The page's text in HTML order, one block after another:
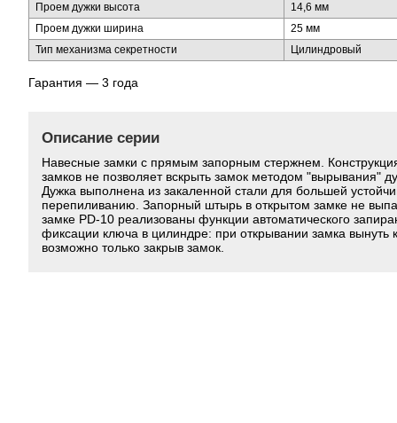
Проем дужки высота
14,6 мм
Проем дужки ширина
25 мм
Тип механизма секретности
Цилиндровый
Гарантия — 3 года
Описание серии
Навесные замки с прямым запорным стержнем.
замков не позволяет вскрыть замок методом "вырывания"
Дужка выполнена из закаленной стали для большей
перепиливанию. Запорный штырь в открытом замке не
замке PD-10 реализованы функции автоматического
фиксации ключа в цилиндре: при открывании замка вынуть
возможно только закрыв замок.